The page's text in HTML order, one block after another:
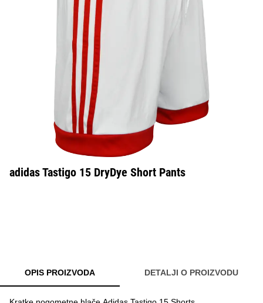
adidas Tastigo 15 DryDye Short Pants
OPIS PROIZVODA DETALJI O PROIZVODU